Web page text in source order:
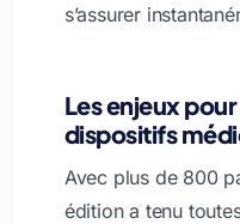
s’assurer
Les enjeux
dispositifs
Avec plus de 800
édition a tenu